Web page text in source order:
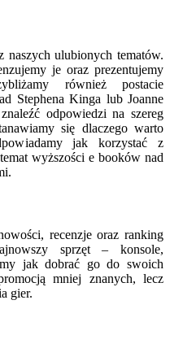
naszych ulubionych tematów.
je oraz prezentujemy
również postacie
Stephena Kinga lub Joanne
odpowiedzi na szereg
się dlaczego warto
jak korzystać z
wyższości e booków nad
recenzje oraz ranking
sprzęt – konsole,
jak dobrać go do swoich
mniej znanych, lecz
gier.